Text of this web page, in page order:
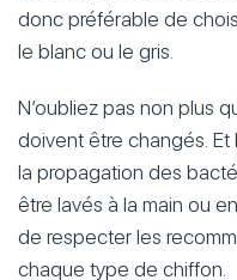
donc préférable de
le blanc ou le gris.
N’oubliez pas non plus
doivent être changés.
la propagation des
être lavés à la main ou
de respecter les
chaque type de chiffon.